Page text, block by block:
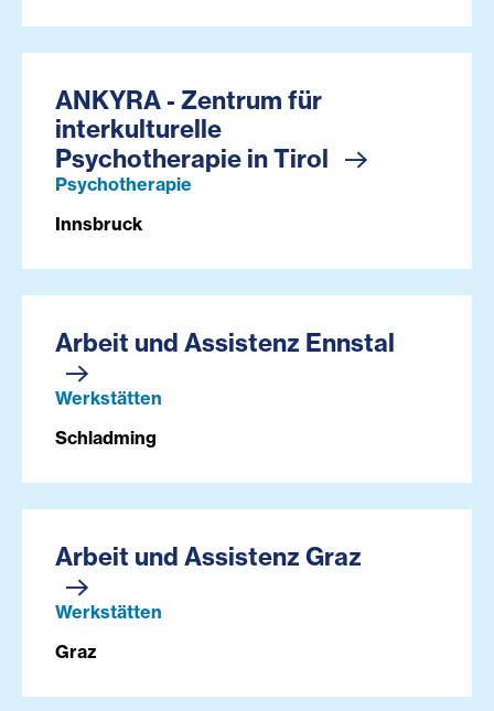
ANKYRA - Zentrum für
interkulturelle
Psychotherapie in Tirol
Psychotherapie
Innsbruck
Arbeit und Assistenz Ennstal
Werkstätten
Schladming
Arbeit und Assistenz Graz
Werkstätten
Graz